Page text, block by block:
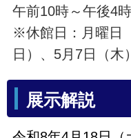
午前10時～午後4
※休館日：月曜日
日）、5月7日（木）
展示解説